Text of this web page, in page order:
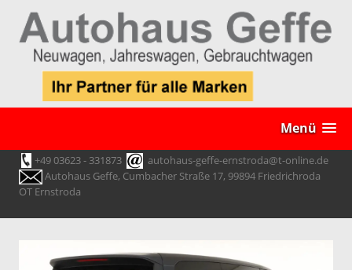
Menü
+49 03623 - 331873
autohaus-geffe-ernstroda@t-online.de
Autohaus Geffe, Cumbacher Straße 17, 99894 Friedrichroda
OT Ernstroda